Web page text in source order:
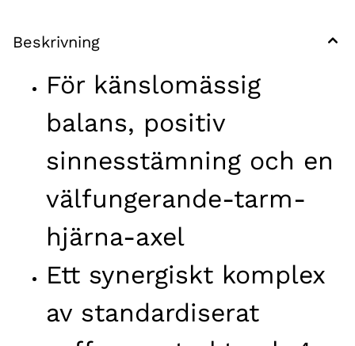
Beskrivning
För känslomässig
balans, positiv
sinnesstämning och en
välfungerande-tarm-
hjärna-axel
Ett synergiskt komplex
av standardiserat